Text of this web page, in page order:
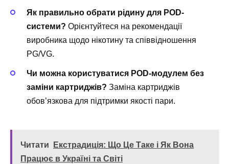
Як правильно обрати рідину для POD-
системи? Орієнтуйтеся на рекомендації
виробника щодо нікотину та співвідношення
PG/VG.
Чи можна користуватися POD-модулем без
заміни картриджів? Заміна картриджів
обов’язкова для підтримки якості пари.
Читати
Екстрадиція: Що Це Таке і Як Вона
Працює в Україні та Світі